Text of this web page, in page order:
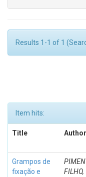
Results 1-1 of 1
Item hits:
Title
Grampos de
fixação e
FILHO,